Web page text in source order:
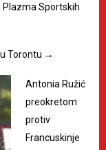
Plazma Sportskih
Torontu →
Antonia Ružić
preokretom
protiv
Francuskinje